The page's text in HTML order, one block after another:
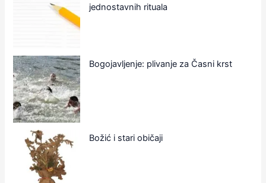
jednostavnih rituala
Bogojavljenje: plivanje za Časni krst
Božić i stari običaji